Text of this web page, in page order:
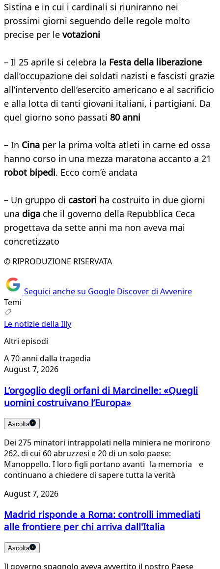
Sistina e in cui i cardinali si riuniranno nei
prossimi giorni seguendo delle regole molto
precise per le votazioni
– Il 25 aprile si celebra la Festa della liberazione
dall’occupazione dei soldati nazisti e fascisti grazie
all’intervento dell’esercito americano e al sacrificio
e alla lotta di tanti giovani italiani, i partigiani. Da
quel giorno sono passati 80 anni
– In Cina per la prima volta atleti in carne ed ossa
hanno corso in una mezza maratona accanto a 21
robot bipedi. Ecco com’è andata
– Un gruppo di castori ha costruito in due giorni
una diga che il governo della Repubblica Ceca
progettava da sette anni ma non aveva mai
concretizzato
© RIPRODUZIONE RISERVATA
Seguici anche su Google Discover di Avvenire
Temi
Le notizie della Illy
Altri episodi
A 70 anni dalla tragedia
August 7, 2026
L’orgoglio degli orfani di Marcinelle: «Quegli
uomini costruivano l’Europa»
Ascolta
Dei 275 minatori intrappolati nella miniera ne morirono
262, di cui 60 abruzzesi e 20 di un solo paese:
Manoppello. I loro figli portano avanti la memoria e
continuano a chiedere di sapere tutta la verità
August 7, 2026
Madrid risponde a Roma: controlli immediati
alle frontiere per chi arriva dall'Italia
Ascolta
Il governo spagnolo aveva avvertito il nostro Paese